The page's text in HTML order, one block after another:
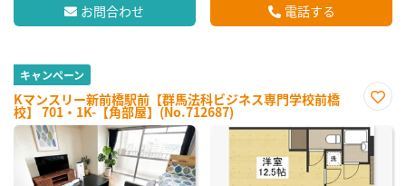
お問合わせ 電話する
キャンペーン
Kマンスリー新前橋駅前【群馬法科ビジネス専門学校前橋
校】 701・1K-【角部屋】(No.712687)
に入
り登
録